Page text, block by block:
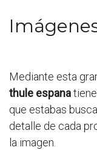
Mediante esta
thule espana
que estabas
detalle de cada
la imagen.